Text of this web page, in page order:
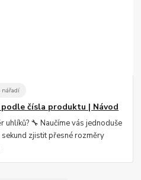
nářadí
čísla produktu | Návod
🔧 Naučíme vás jednoduše
zjistit přesné rozměry